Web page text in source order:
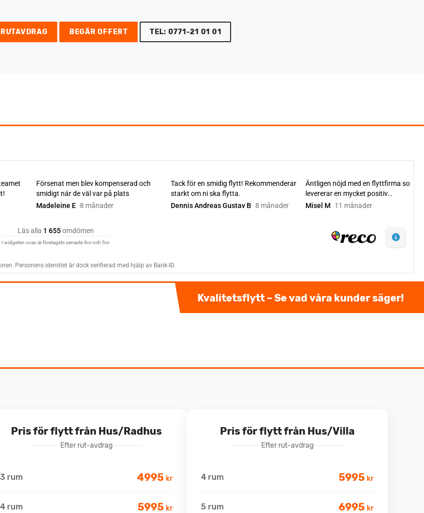
BEGÄR OFFERT TEL: 0771-21 01 01
Kvalitetsflytt – Se vad våra kunder säger!
Pris för flytt från Hus/Radhus
Efter rut-avdrag
3 rum 4995 kr
4 rum 5995 kr
Pris för flytt från Hus/Villa
Efter rut-avdrag
4 rum 5995 kr
5 rum 6995 kr